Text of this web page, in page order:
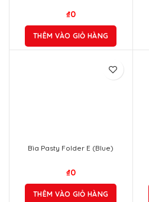
₫0
THÊM VÀO GIỎ HÀNG
Bìa Pasty Folder E (Blue)
₫0
THÊM VÀO GIỎ HÀNG